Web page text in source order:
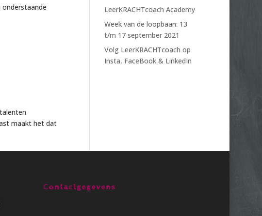
maakt het dat
LeerKRACHTcoach Academy
Week van de loopbaan: 13
t/m 17 september 2021
Volg LeerKRACHTcoach op
Insta, FaceBook & LinkedIn
Contactgegevens